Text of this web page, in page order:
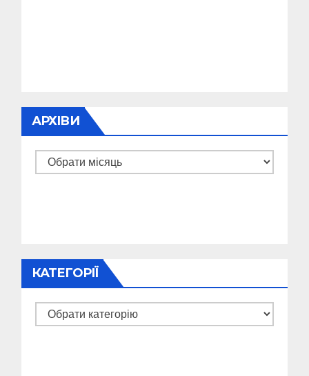
АРХІВИ
Архіви
КАТЕГОРІЇ
Категорії